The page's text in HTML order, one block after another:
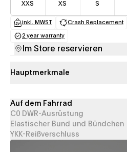
XXS XS S
inkl. MWST
(opens in a new tab)
Crash Replacement
(opens
2 year warranty
(opens in a new tab)
Im Store reservieren
Hauptmerkmale
Auf dem Fahrrad
C0 DWR-Ausrüstung
Elastischer Bund und Bündchen
YKK-Reißverschluss